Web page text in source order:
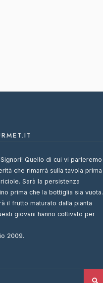
Quello di cui vi parleremo
che rimarrà sulla tavola prima
Sarà la persistenza
prima che la bottiglia sia vuota.
il frutto maturato dalla pianta
giovani hanno coltivato per
2009.